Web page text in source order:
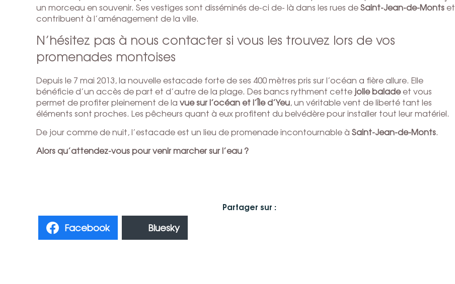
un morceau en souvenir. Ses vestiges sont disséminés de-ci de- là dans les rues deSaint-Jean-de-Montset
contribuent à l’aménagement de la ville.
N’hésitez pas à nous contacter si vous les trouvez lors de vos
promenades montoises
Depuis le 7 mai 2013, la nouvelle estacade forte de ses 400 mètres pris sur l’océan a fière allure. Elle
bénéficie d’un accès de part et d’autre de la plage. Des bancs rythment cette jolie baladeet vous
permet de profiter pleinement de la vue sur l’océan et l’Île d’Yeu, un véritable vent de liberté tant les
éléments sont proches. Les pêcheurs quant à eux profitent du belvédère pour installer tout leur matériel.
De jour comme de nuit, l’estacade est un lieu de promenade incontournable à Saint-Jean-de-Monts.
Alors qu’attendez-vous pour venir marcher sur l’eau ?
Facebook Bluesky